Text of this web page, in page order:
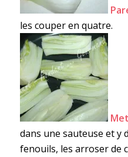
les couper en quatre.
dans une sauteuse et y
fenouils, les arroser de